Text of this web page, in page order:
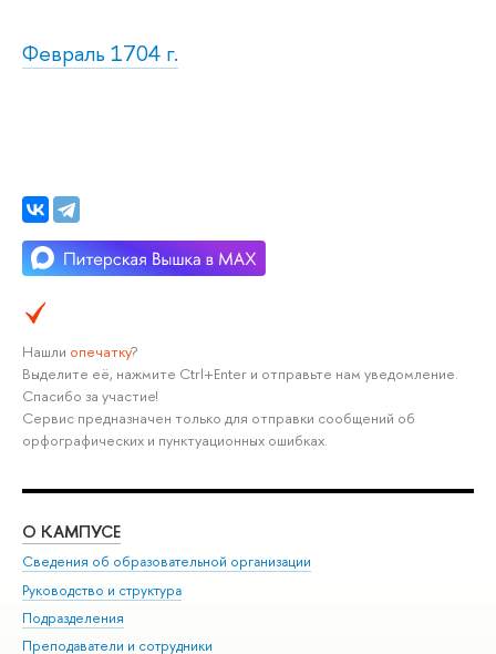
Февраль 1704 г.
Нашли опечатку?
Выделите её, нажмите Ctrl+Enter и отправьте нам уведомление.
Спасибо за участие!
Сервис предназначен только для отправки сообщений об
орфографических и пунктуационных ошибках.
О КАМПУСЕ
Сведения об образовательной организации
Руководство и структура
Подразделения
Преподаватели и сотрудники